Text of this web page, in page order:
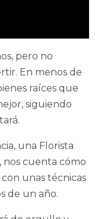
pero no
En menos de
raíces que
siguiendo
una Florista
nos cuenta cómo
unas técnicas
de un año.